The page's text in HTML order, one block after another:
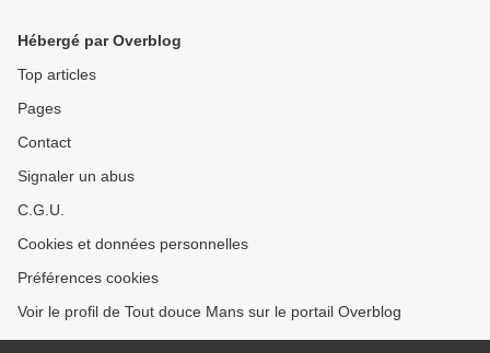
Hébergé par Overblog
Top articles
Pages
Contact
Signaler un abus
C.G.U.
Cookies et données personnelles
Préférences cookies
Voir le profil de Tout douce Mans sur le portail Overblog